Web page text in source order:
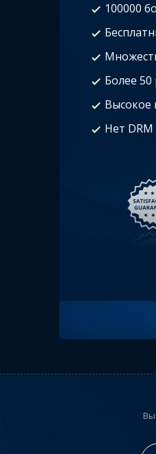
100000
Более 50
Высокое
Нет